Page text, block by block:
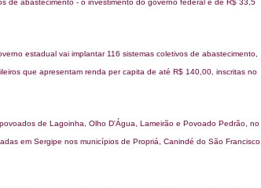
de abastecimento - o investimento do governo federal é de R$ 33,5
estadual vai implantar 116 sistemas coletivos de abastecimento,
que apresentam renda per capita de até R$ 140,00, inscritas no
de Lagoinha, Olho D'Água, Lameirão e Povoado Pedrão, no
em Sergipe nos municípios de Propriá, Canindé do São Francisco,